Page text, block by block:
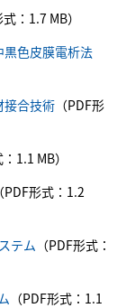
：1.7 MB）
黒色皮膜電析法
接合技術（PDF形
1.1 MB）
PDF形式：1.2
テム （PDF形式：
（PDF形式：1.1